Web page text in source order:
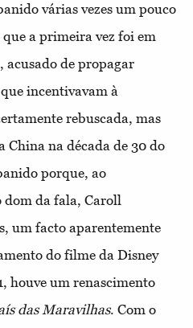
várias vezes um pouco
a primeira vez foi em
acusado de propagar
incentivavam à
rebuscada, mas
China na década de 30 do
porque, ao
da fala, Caroll
um facto aparentemente
do filme da Disney
houve um renascimento
das Maravilhas. Com o